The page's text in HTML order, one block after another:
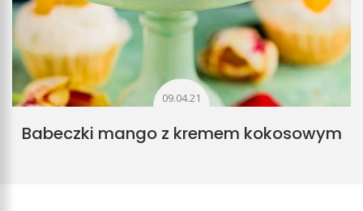
09.04.21
Babeczki mango z kremem kokosowym